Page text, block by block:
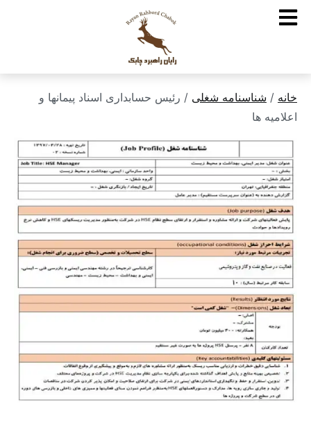
خانه / شناسنامه شغلی / رئیس حسابداری اسناد پیمانها و
اعلامیه ها